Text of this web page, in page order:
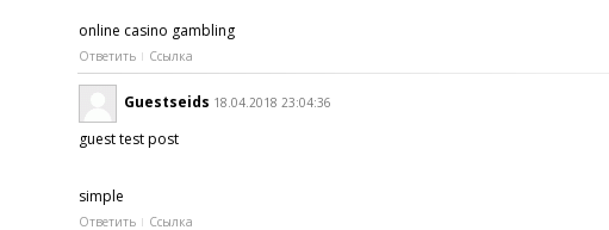
online casino gambling
Ответить Ссылка
Guestseids 18.04.2018 23:04:36
guest test post
simple
Ответить Ссылка